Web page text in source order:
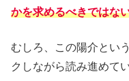
かを求めるべきではな
むしろ、この陽介とい
クしながら読み進めて